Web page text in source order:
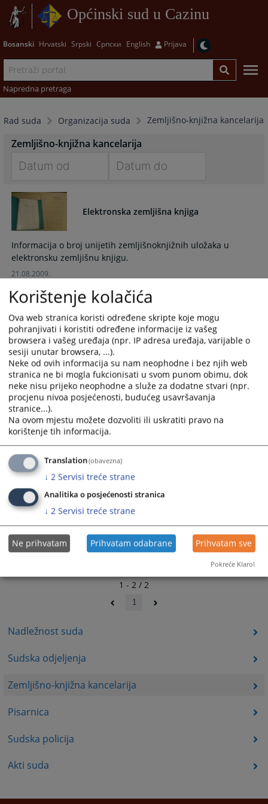
Općinski sud u Cazinu
Bosanski Hrvatski Srpski Српски English Prijava
Napredna pretraga
Rad suda Organizacija suda Zemljišno-knjižna kancelarija
Nadležnost suda
Sudska odjeljenja
Zemljišno-knjižna kancelarija
Pisarnica
Sudska policija
Akti suda
Zemljišno-knjižna kancelarija
forward
to
interact
the
calendar
and
select
a
date.
Press
the
question
mark
key
to
get
the
keyboard
shortcuts
for
changing
dates.
to
the
calendar
and
select
a
date.
Press
the
question
mark
key
to
the
keyboard
shortcuts
for
changing
dates.
Elektronska zemljišna knjiga
Informacija o broj unijetih zemljišnoknjižnih uložaka u
elektronsku zemljišnu knjigu.
21.08.2009.
Zemljišnoknjižni ured
Zemljišnoknjižni ured
19.08.2009.
1 - 2 / 2
1
Korištenje kolačića
Ova web stranica koristi određene skripte koje mogu
pohranjivati i koristiti određene informacije iz vašeg
browsera i vašeg uređaja (npr. IP adresa uređaja, varijable o
sesiji unutar browsera, ...).
Neke od ovih informacija su nam neophodne i bez njih web
stranica ne bi mogla fukcionisati u svom punom obimu, dok
neke nisu prijeko neophodne a služe za dodatne stvari (npr.
procjenu nivoa posjećenosti, budućeg usavršavanja
stranice...).
Na ovom mjestu možete dozvoliti ili uskratiti pravo na
korištenje tih informacija.
Translation(obavezna)
↓ 2 Servisi treće strane
Analitika o posjećenosti stranica
↓ 2 Servisi treće strane
Ne prihvatam Prihvatam odabrane Prihvatam sve
Pokreće Klaro!